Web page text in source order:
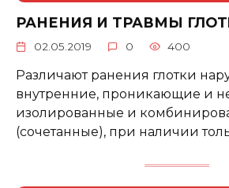
РАНЕНИЯ И ТРАВМЫ
02.05.2019 0 400
Различают ранения глотки
внутренние, проникающие и
изолированные и
(сочетанные), при наличии